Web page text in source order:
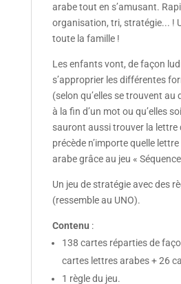
arabe tout en s’amusant.
organisation, tri, stratégie... !
toute la famille !
Les enfants vont, de façon
s’approprier les différentes
(selon qu’elles se trouvent au
à la fin d’un mot ou qu’elles
sauront aussi trouver la lettre
précède n’importe quelle lettre
arabe grâce au jeu «
Un jeu de stratégie avec des
(ressemble au UNO).
Contenu :
138 cartes réparties de
cartes lettres arabes + 26
1 règle du jeu.